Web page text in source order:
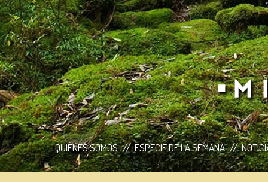
QUIÉNES SOMOS ESPECIE DE LA SEMANA